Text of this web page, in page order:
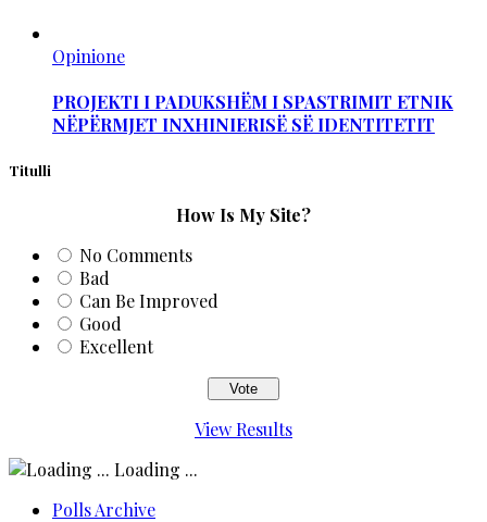
Opinione
PROJEKTI I PADUKSHËM I SPASTRIMIT ETNIK
NËPËRMJET INXHINIERISË SË IDENTITETIT
Titulli
How Is My Site?
No Comments
Bad
Can Be Improved
Good
Excellent
View Results
Loading ...
Polls Archive